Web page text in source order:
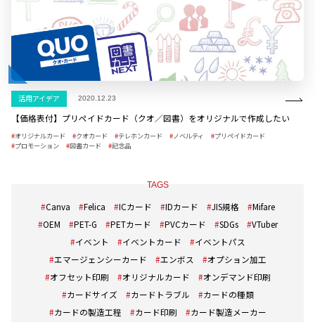
活用アイデア 2020.12.23
【価格表付】プリペイドカード（クオ／図書）をオリジナルで作成したい
オリジナルカード クオカード テレホンカード ノベルティ
プリペイドカード
プロモーション
図書カード 記念品
TAGS
Canva Felica ICカード IDカード JIS規格
Mifare
OEM
PET-G PETカード PVCカード SDGs
VTuber
イベント
イベントカード
イベントパス
エマージェンシーカード
エンボス
オプション加工
オフセット印刷
オリジナルカード
オンデマンド印刷
カードサイズ
カードトラブル
カードの種類
カードの製造工程
カード印刷
カード製造メーカー